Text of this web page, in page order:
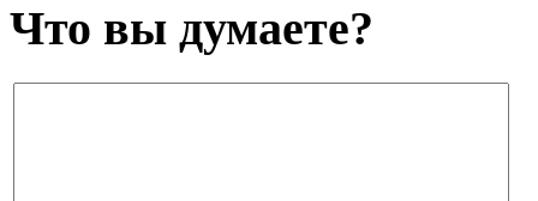
Что вы думаете?